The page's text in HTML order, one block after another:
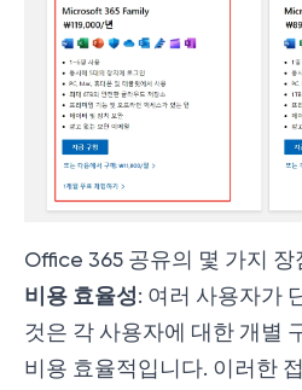
Office 365 공유의 몇 가지
비용 효율성: 여러 사용자가
것은 각 사용자에 대한 개별
비용 효율적입니다. 이러한